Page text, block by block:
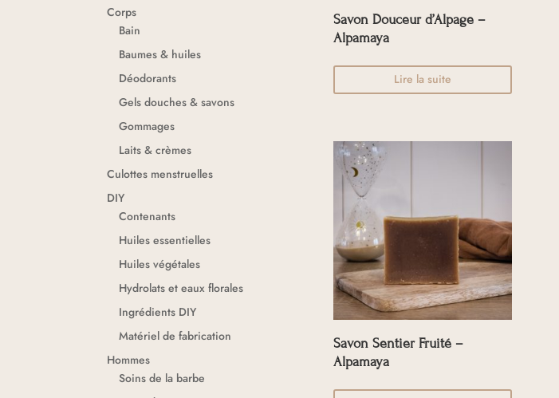
Corps
Bain
Baumes & huiles
Déodorants
Gels douches & savons
Gommages
Laits & crèmes
Culottes menstruelles
DIY
Contenants
Huiles essentielles
Huiles végétales
Hydrolats et eaux florales
Ingrédients DIY
Matériel de fabrication
Hommes
Soins de la barbe
Savon Douceur d’Alpage –
Alpamaya
Lire la suite
Savon Sentier Fruité –
Alpamaya